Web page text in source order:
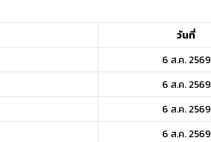
วันที่
6 ส.ค. 2569
6 ส.ค. 2569
6 ส.ค. 2569
6 ส.ค. 2569